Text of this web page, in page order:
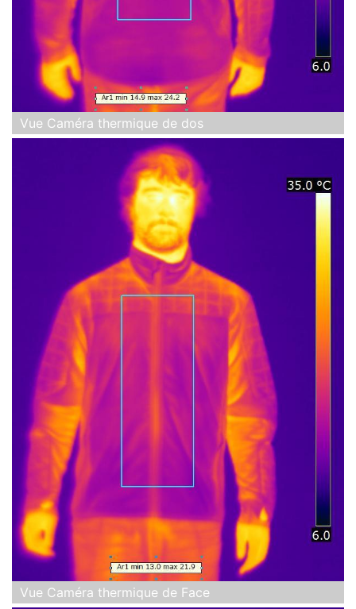
Vue Caméra thermique de dos
Vue Caméra thermique de Face